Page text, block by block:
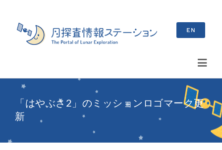
content
EN
…
「はやぶさ2」のミッションロゴマーク更
新